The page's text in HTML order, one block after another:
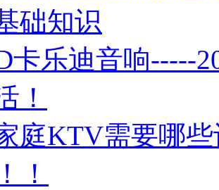
础知识
卡乐迪音响-----
！
庭KTV需要哪
！